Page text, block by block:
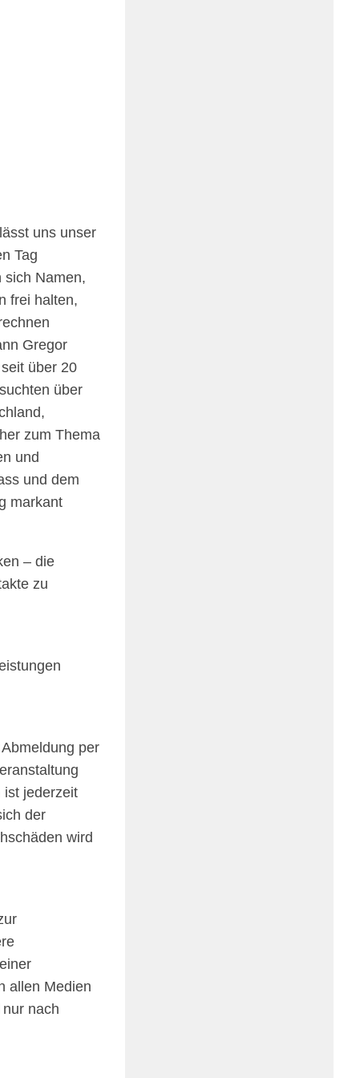
uns unser
Tag
sich Namen,
frei halten,
Gregor
über 20
über
zum Thema
und
und dem
markant
– die
zu
per
ist jeder­zeit
der
wird
allen Medi­en
nach